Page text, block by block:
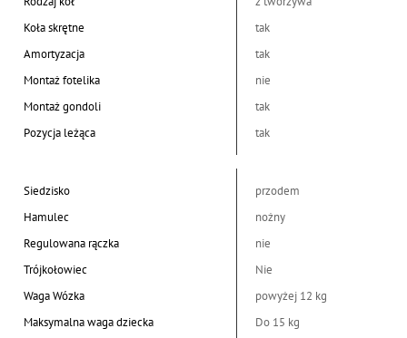
Koła skrętne
tak
Amortyzacja
tak
Montaż fotelika
nie
Montaż gondoli
tak
Pozycja leżąca
tak
Siedzisko
przodem
Hamulec
nożny
Regulowana rączka
nie
Trójkołowiec
Nie
Waga Wózka
powyżej 12 kg
Maksymalna waga dziecka
Do 15 kg